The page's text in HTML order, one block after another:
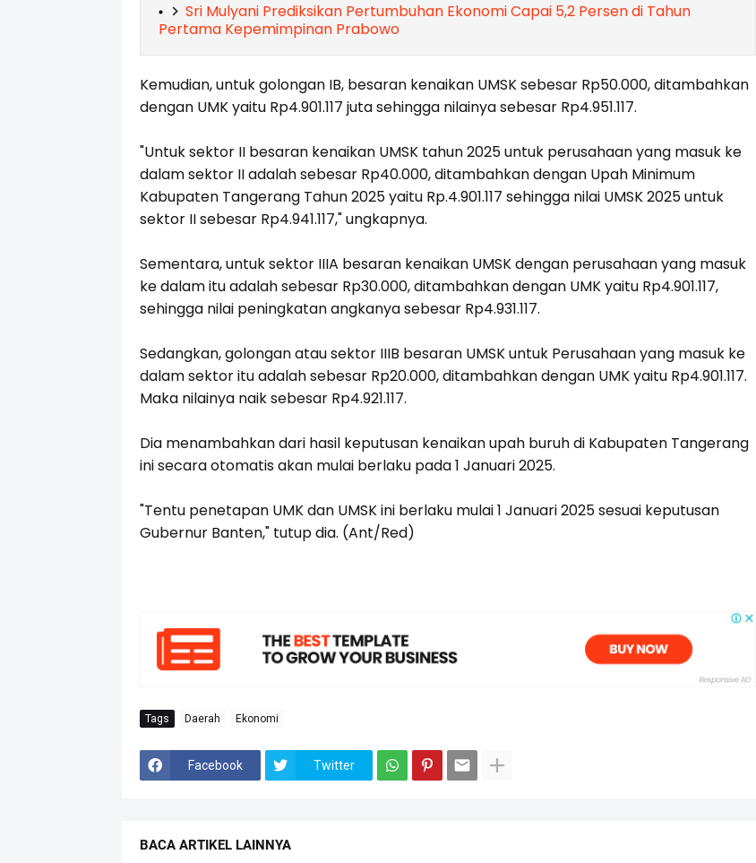
Sri Mulyani Prediksikan Pertumbuhan Ekonomi Capai 5,2 Persen di Tahun
Pertama Kepemimpinan Prabowo
Kemudian, untuk golongan IB, besaran kenaikan UMSK sebesar Rp50.000, ditambahkan
dengan UMK yaitu Rp4.901.117 juta sehingga nilainya sebesar Rp4.951.117.
"Untuk sektor II besaran kenaikan UMSK tahun 2025 untuk perusahaan yang masuk ke
dalam sektor II adalah sebesar Rp40.000, ditambahkan dengan Upah Minimum
Kabupaten Tangerang Tahun 2025 yaitu Rp.4.901.117 sehingga nilai UMSK 2025 untuk
sektor II sebesar Rp4.941.117," ungkapnya.
Sementara, untuk sektor IIIA besaran kenaikan UMSK dengan perusahaan yang masuk
ke dalam itu adalah sebesar Rp30.000, ditambahkan dengan UMK yaitu Rp4.901.117,
sehingga nilai peningkatan angkanya sebesar Rp4.931.117.
Sedangkan, golongan atau sektor IIIB besaran UMSK untuk Perusahaan yang masuk ke
dalam sektor itu adalah sebesar Rp20.000, ditambahkan dengan UMK yaitu Rp4.901.117.
Maka nilainya naik sebesar Rp4.921.117.
Dia menambahkan dari hasil keputusan kenaikan upah buruh di Kabupaten Tangerang
ini secara otomatis akan mulai berlaku pada 1 Januari 2025.
"Tentu penetapan UMK dan UMSK ini berlaku mulai 1 Januari 2025 sesuai keputusan
Gubernur Banten," tutup dia. (Ant/Red)
Tags Daerah Ekonomi
Facebook Twitter
BACA ARTIKEL LAINNYA